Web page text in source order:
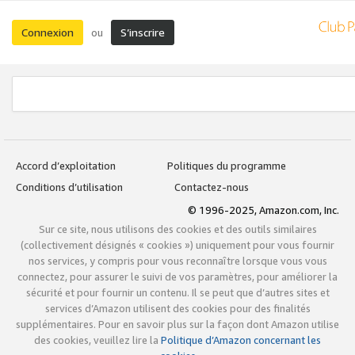
Connexion ou S’inscrire
Accord d’exploitation
Politiques du programme
Conditions d’utilisation
Contactez-nous
© 1996-2025, Amazon.com, Inc.
Sur ce site, nous utilisons des cookies et des outils similaires
(collectivement désignés « cookies ») uniquement pour vous fournir
nos services, y compris pour vous reconnaître lorsque vous vous
connectez, pour assurer le suivi de vos paramètres, pour améliorer la
sécurité et pour fournir un contenu. Il se peut que d’autres sites et
services d’Amazon utilisent des cookies pour des finalités
supplémentaires. Pour en savoir plus sur la façon dont Amazon utilise
des cookies, veuillez lire la Politique d’Amazon concernant les